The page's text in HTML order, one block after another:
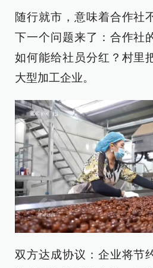
随行就市，意味着合作社
下一个问题来了：合作社
如何能给社员分红？村里
大型加工企业。
双方达成协议：企业将节